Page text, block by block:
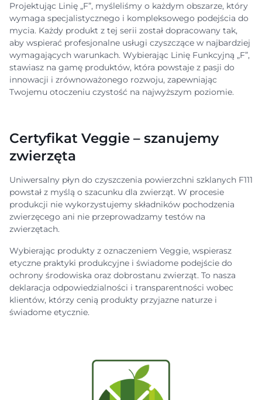
Projektując Linię „F”, myśleliśmy o każdym obszarze, który
wymaga specjalistycznego i kompleksowego podejścia do
mycia. Każdy produkt z tej serii został dopracowany tak,
aby wspierać profesjonalne usługi czyszczące w najbardziej
wymagających warunkach. Wybierając Linię Funkcyjną „F”,
stawiasz na gamę produktów, która powstaje z pasji do
innowacji i zrównoważonego rozwoju, zapewniając
Twojemu otoczeniu czystość na najwyższym poziomie.
Certyfikat Veggie – szanujemy
zwierzęta
Uniwersalny płyn do czyszczenia powierzchni szklanych F111
powstał z myślą o szacunku dla zwierząt. W procesie
produkcji nie wykorzystujemy składników pochodzenia
zwierzęcego ani nie przeprowadzamy testów na
zwierzętach.
Wybierając produkty z oznaczeniem Veggie, wspierasz
etyczne praktyki produkcyjne i świadome podejście do
ochrony środowiska oraz dobrostanu zwierząt. To nasza
deklaracja odpowiedzialności i transparentności wobec
klientów, którzy cenią produkty przyjazne naturze i
świadome etycznie.